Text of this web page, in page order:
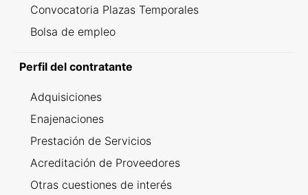
Convocatoria Plazas Temporales
Bolsa de empleo
Perfil del contratante
Adquisiciones
Enajenaciones
Prestación de Servicios
Acreditación de Proveedores
Otras cuestiones de interés